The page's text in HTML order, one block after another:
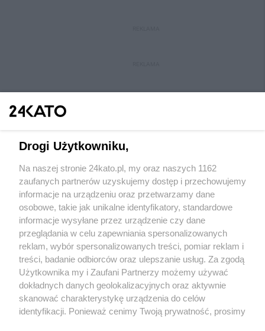
Wydawca mediów lokalnych
Nie zapomnij
zapoznać się z:
polityką prywatności regulamin korzystania z portali
Twojemiasto
Piekary Śląskie
Chorzów
Tarnowskie Góry
Skontakuj sięz nami
Kontakt
Wydawca
Redakcja
Drogi Użytkowniku,
Na naszej stronie 24kato.pl, my oraz naszych 1162
zaufanych partnerów uzyskujemy dostęp i przechowujemy
informacje na urządzeniu oraz przetwarzamy dane
osobowe, takie jak unikalne identyfikatory, standardowe
informacje wysyłane przez urządzenie czy dane
przeglądania w celu zapewniania spersonalizowanych
reklam, wybór spersonalizowanych treści, pomiar reklam i
treści, badanie odbiorców oraz ulepszanie usług. Za zgodą
Użytkownika my i Zaufani Partnerzy możemy używać
dokładnych danych geolokalizacyjnych oraz aktywnie
skanować charakterystykę urządzenia do celów
identyfikacji. Ponieważ cenimy Twoją prywatność, prosimy